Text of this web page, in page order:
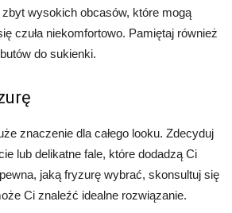
zbyt wysokich obcasów, które mogą
czuła niekomfortowo. Pamiętaj również
do sukienki.
znaczenie dla całego looku. Zdecyduj
lub delikatne fale, które dodadzą Ci
jaką fryzurę wybrać, skonsultuj się
Ci znaleźć idealne rozwiązanie.